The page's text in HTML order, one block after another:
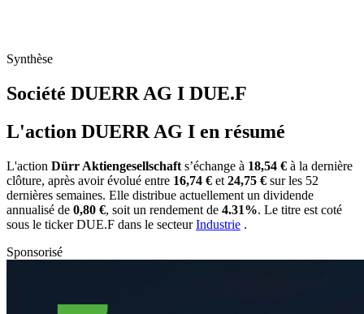
Synthèse
Société DUERR AG I DUE.F
L'action DUERR AG I en résumé
L'action Dürr Aktiengesellschaft s’échange à 18,54 € à la dernière
clôture, après avoir évolué entre 16,74 € et 24,75 € sur les 52
dernières semaines. Elle distribue actuellement un dividende
annualisé de 0,80 €, soit un rendement de 4.31%. Le titre est coté
sous le tickerDUE.F dans le secteurIndustrie .
Sponsorisé